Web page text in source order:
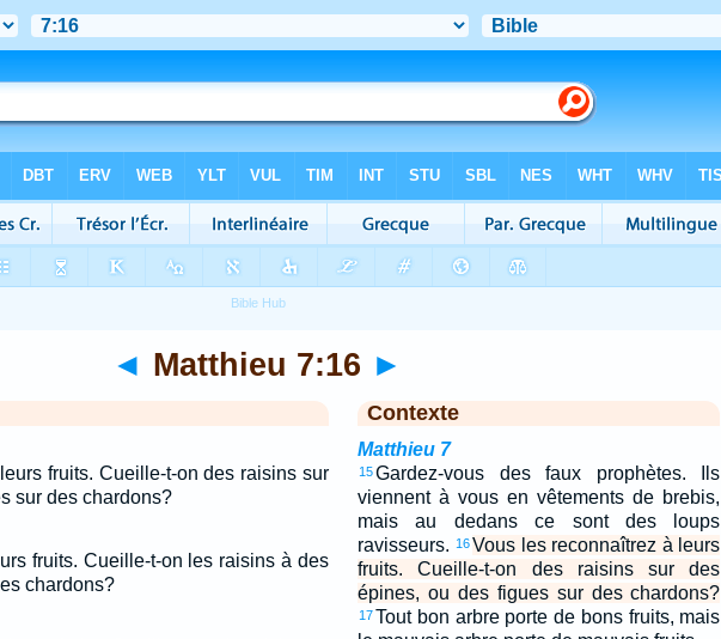
◄ Matthieu 7:16 ►
fruits. Cueille-t-on des raisins sur
sur des chardons?
fruits. Cueille-t-on les raisins à des
chardons?
Contexte
Matthieu 7
15Gardez-vous des faux prophètes. Ils
viennent à vous en vêtements de brebis,
mais au dedans ce sont des loups
ravisseurs. 16 Vous les reconnaîtrez à leurs
fruits. Cueille-t-on des raisins sur des
épines, ou des figues sur des chardons?
17Tout bon arbre porte de bons fruits, mais